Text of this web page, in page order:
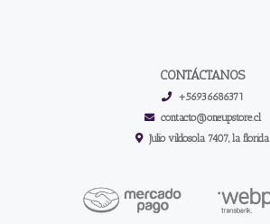
CONTÁCTANOS
+56936686371
contacto@oneupstore.cl
Julio vildosola 7407, la florida